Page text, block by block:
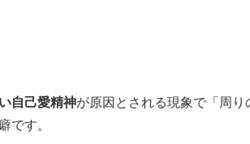
自己愛精神が原因とされる現象で「周
です。